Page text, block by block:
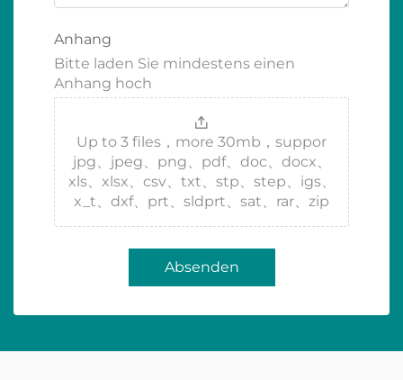
Anhang
Bitte laden Sie mindestens einen
Anhang hoch
Up to 3 files，more 30mb，suppor
jpg、jpeg、png、pdf、doc、docx、
xls、xlsx、csv、txt、stp、step、igs、
x_t、dxf、prt、sldprt、sat、rar、zip
Absenden